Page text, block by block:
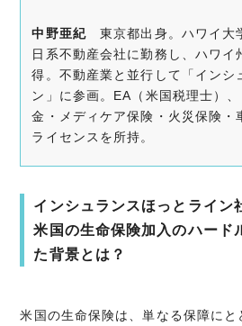
中野亜紀東京都出身。ハワイ大
日系不動産会社に勤務し、ハワイ
得。不動産業と並行して「インシ
ン」に参画。EA（米国税理士）
金・メディケア保険・火災保険・
ライセンスを所持。
インシュランスほっとライン
米国の生命保険加入のハード
た背景とは？
米国の生命保険は、単なる保障に